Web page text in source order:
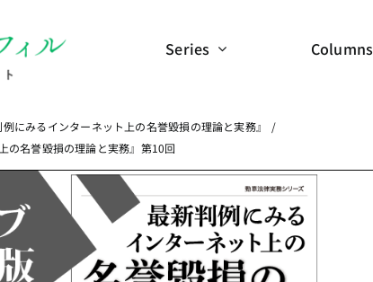
Series Columns
にみるインターネット上の名誉毀損の理論と実務』
の名誉毀損の理論と実務』第10回